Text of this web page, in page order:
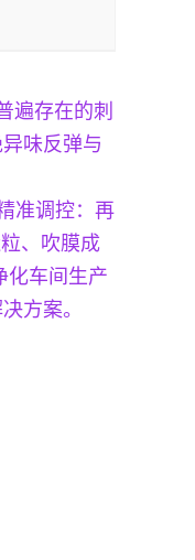
遍存在的刺
味反弹与
准调控：再
、吹膜成
化车间生产
方案。